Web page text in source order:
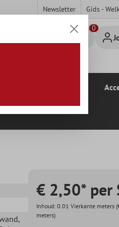
Newsletter Gids -
,
€ 2,50* per
Inhoud: 0.01 Vierkante meters
meters)